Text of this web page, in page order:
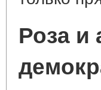
Роза и